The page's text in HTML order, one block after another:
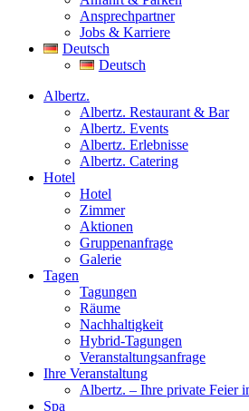
Ansprechpartner
Jobs & Karriere
Deutsch
Deutsch
Albertz.
Albertz. Restaurant & Bar
Albertz. Events
Albertz. Erlebnisse
Albertz. Catering
Hotel
Hotel
Zimmer
Aktionen
Gruppenanfrage
Galerie
Tagen
Tagungen
Räume
Nachhaltigkeit
Hybrid-Tagungen
Veranstaltungsanfrage
Ihre Veranstaltung
Albertz. – Ihre private Feier
Spa